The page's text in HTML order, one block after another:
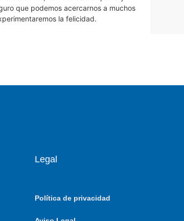
que podemos acercarnos a muchos
la felicidad.
Legal
Política de privacidad